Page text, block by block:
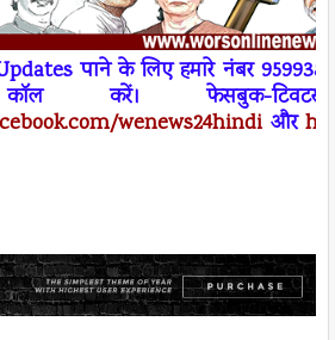
पाने के लिए हमारे नंबर
कॉलकरें। फेसबुक-
wenews24hindi और